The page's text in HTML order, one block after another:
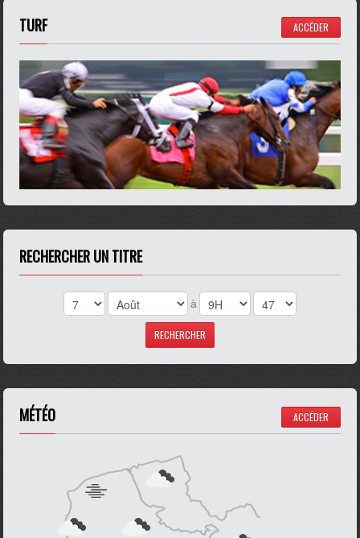
TURF ACCÉDER
RECHERCHER UN TITRE
à
MÉTÉO ACCÉDER